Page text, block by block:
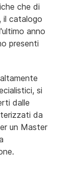
che di
il catalogo
anno
presenti
si
dalle
da
un Master